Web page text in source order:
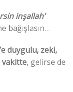
inşallah’
bağışlasın…
duygulu, zeki,
vakitte, gelirse de